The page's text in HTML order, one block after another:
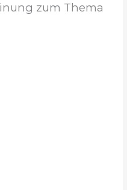
zum Thema